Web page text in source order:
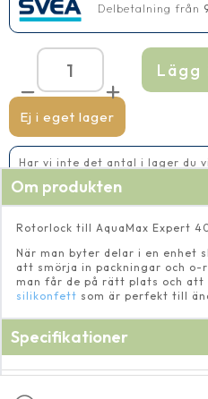
Delbetalning från
Ej i eget lager
Rotorlock
AquaMax
Expert
40000
mängd
Lägg
Har vi inte det antal i lager du
Om produkten
Rotorlock till AquaMax Expert
När man byter delar i en enhet
att smörja in packningar och
man får de på rätt plats och att
silikonfett som är perfekt till
Specifikationer